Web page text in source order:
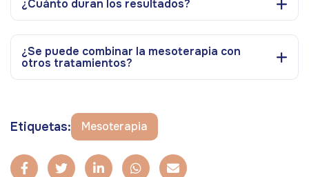
¿Cuánto duran los resultados?
¿Se puede combinar la mesoterapia con
otros tratamientos?
Etiquetas: Mesoterapia